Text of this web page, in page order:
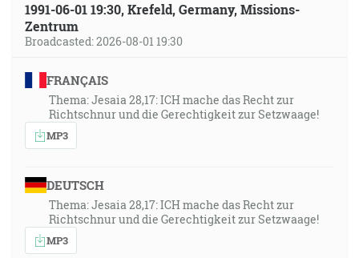
1991-06-01 19:30, Krefeld, Germany, Missions-
Zentrum
Broadcasted: 2026-08-01 19:30
FRANÇAIS
Thema: Jesaia 28,17: ICH mache das Recht zur
Richtschnur und die Gerechtigkeit zur Setzwaage!
MP3
DEUTSCH
Thema: Jesaia 28,17: ICH mache das Recht zur
Richtschnur und die Gerechtigkeit zur Setzwaage!
MP3